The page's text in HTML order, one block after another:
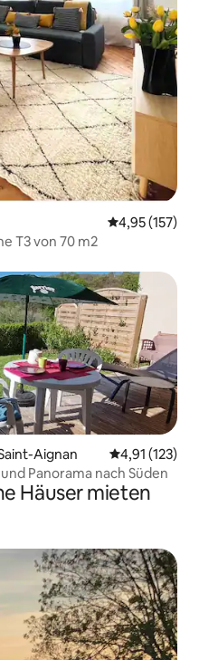
4,95 (157)
T3 von 70 m2
Aignan
4,91 (123)
Panorama nach Süden
Häuser mieten